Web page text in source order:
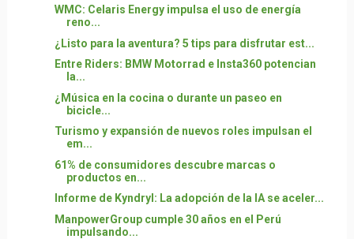
WMC: Celaris Energy impulsa el uso de energía
reno...
¿Listo para la aventura? 5 tips para disfrutar est...
Entre Riders: BMW Motorrad e Insta360 potencian
la...
¿Música en la cocina o durante un paseo en
bicicle...
Turismo y expansión de nuevos roles impulsan el
em...
61% de consumidores descubre marcas o
productos en...
Informe de Kyndryl: La adopción de la IA se aceler...
ManpowerGroup cumple 30 años en el Perú
impulsando...